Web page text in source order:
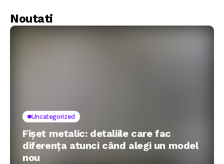
Noutati
Uncategorized
Fișet metalic: detaliile care fac
diferența atunci când alegi un model
nou